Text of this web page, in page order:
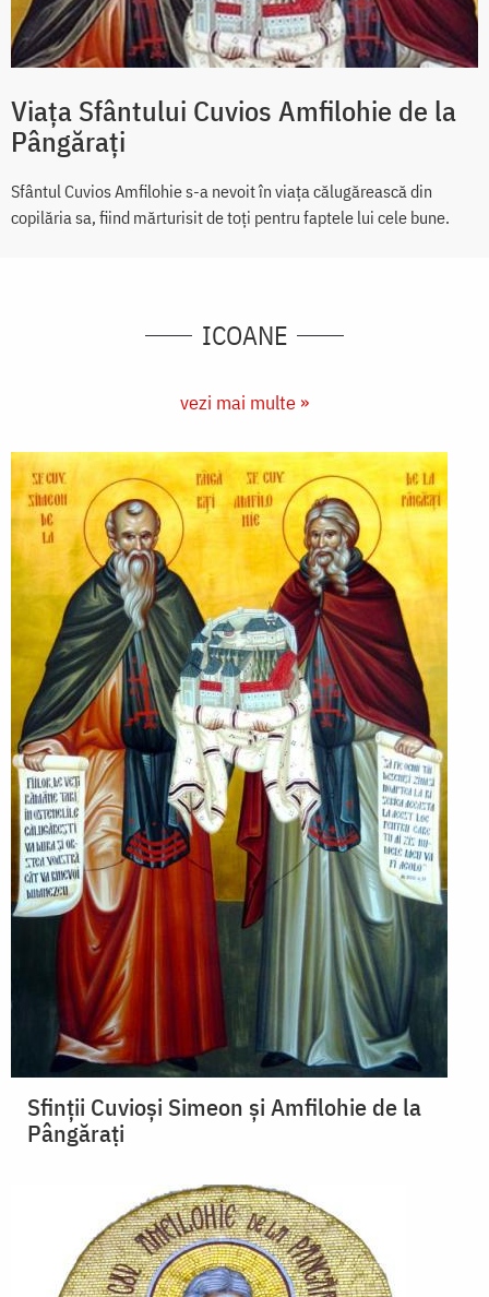
Viața Sfântului Cuvios Amfilohie de la
Pângărați
Sfântul Cuvios Amfilohie s-a nevoit în viața călugărească din
copilăria sa, fiind mărturisit de toți pentru faptele lui cele bune.
ICOANE
vezi mai multe »
Sfinții Cuvioși Simeon și Amfilohie de la
Pângărați